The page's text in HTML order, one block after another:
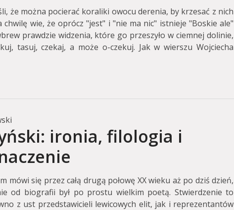
że można pocierać koraliki owocu derenia, by krzesać z nich
chwilę wie, że oprócz "jest" i "nie ma nic" istnieje "Boskie ale"
prawdzie widzenia, które go przeszyło w ciemnej dolinie,
tasuj, czekaj, a może o-czekuj. Jak w wierszu Wojciecha
ironia, filologia i
mówi się przez całą drugą połowę XX wieku aż po dziś dzień,
od biografii był po prostu wielkim poetą. Stwierdzenie to
z ust przedstawicieli lewicowych elit, jak i reprezentantów